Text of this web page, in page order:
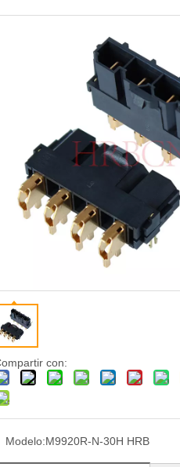
con:
Modelo:M9920R-N-30H HRB